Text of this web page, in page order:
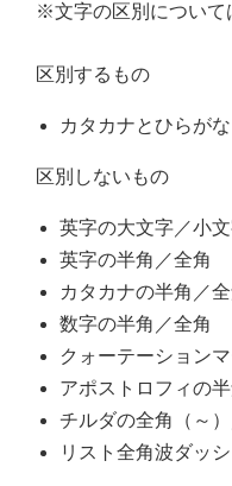
※文字の区別について
区別するもの
カタカナとひらがな
区別しないもの
英字の大文字／小
英字の半角／全角
カタカナの半角／
数字の半角／全角
クォーテーション
アポストロフィの
チルダの全角（～）
リスト全角波ダッ